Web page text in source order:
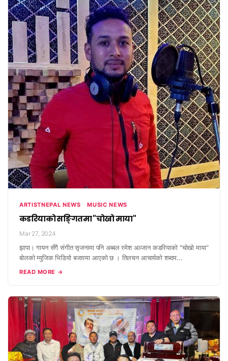
ARTISTNEPAL NEWS MUSIC NEWS
कडरियाको सङ्गितमा "चोखो माया"
Mar 27, 2024
झापा। गायन सँगै संगीत सृजनामा पनि अब्बल रमेश अञ्जान कडरियाको "चोखो माया"
बोलको म्युजिक भिडियो बजारमा आएको छ । तिलचन आचार्यको शब्दम...
READ MORE →